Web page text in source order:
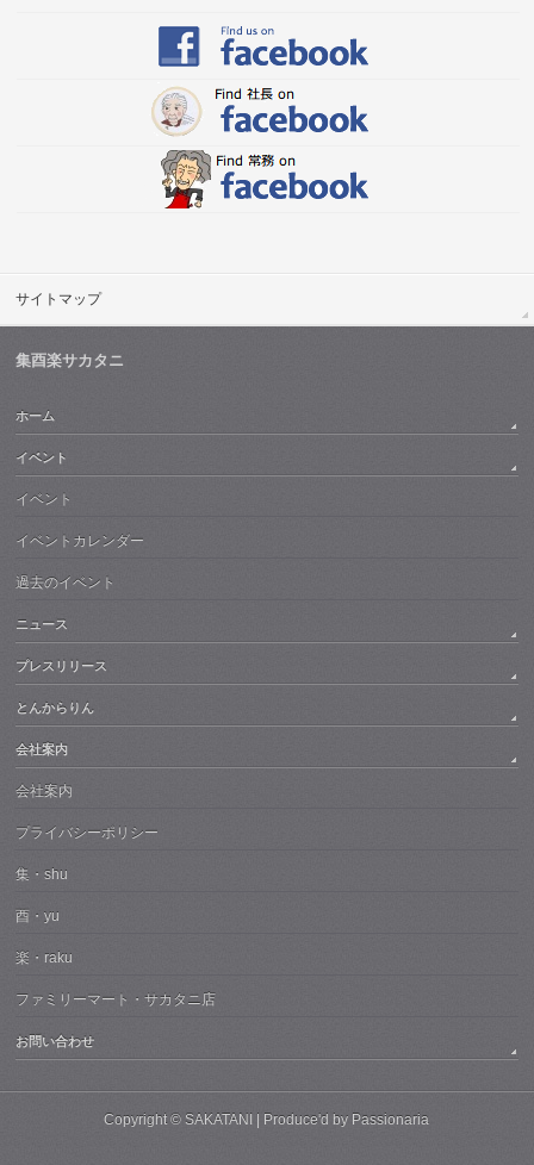
サイトマップ
集酉楽サカタニ
ホーム
イベント
イベント
イベントカレンダー
過去のイベント
ニュース
プレスリリース
とんからりん
会社案内
会社案内
プライバシーポリシー
集・shu
酉・yu
楽・raku
ファミリーマート・サカタニ店
お問い合わせ
Copyright © SAKATANI | Produce'd by Passionaria